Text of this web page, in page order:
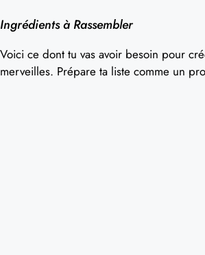
Ingrédients à Rassembler
Voici ce dont tu vas avoir besoin pour
merveilles. Prépare ta liste comme un